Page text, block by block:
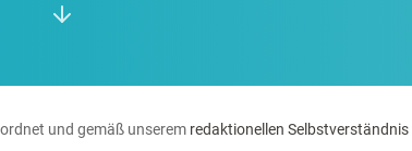
und gemäß unserem redaktionellen Selbstverständnis